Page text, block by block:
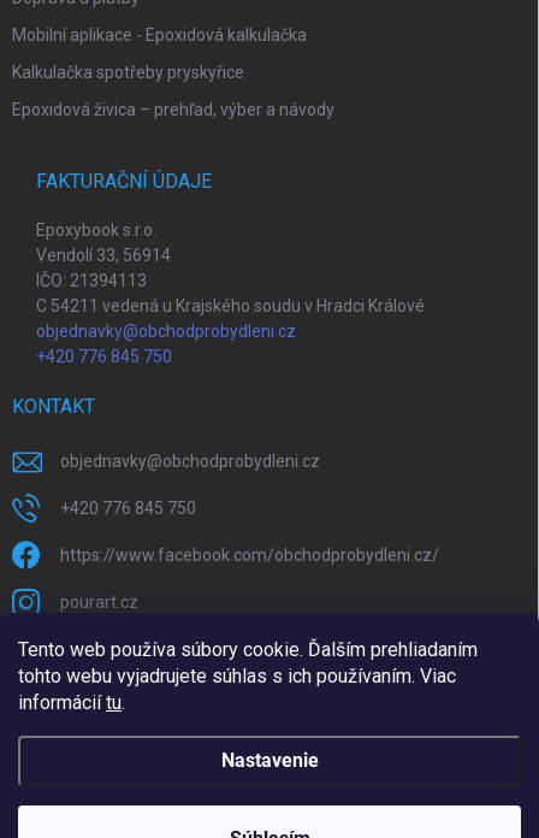
Tento web používa súbory cookie. Ďalším prehliadaním
tohto webu vyjadrujete súhlas s ich používaním. Viac
informáciítu.
Nastavenie
Mobilní aplikace - Epoxidová kalkulačka
Kalkulačka spotřeby pryskyřice
Epoxidová živica – prehľad, výber a návody
FAKTURAČNÍ ÚDAJE
Epoxybook s.r.o.
Vendolí 33, 56914
IČO: 21394113
C 54211 vedená u Krajského soudu v Hradci Králové
objednavky@obchodprobydleni.cz
+420 776 845 750
KONTAKT
objednavky@obchodprobydleni.cz
+420 776 845 750
https://www.facebook.com/obchodprobydleni.cz/
pourart.cz
Copyright 2026Obchodprobydleni.cz. Všetky práva vyhradené.Upraviť
nastavenie cookies